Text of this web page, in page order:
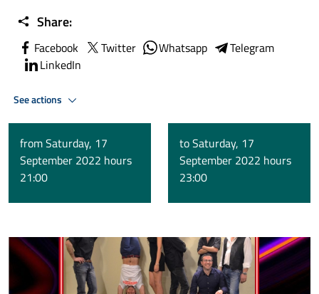
Share:
Facebook Twitter Whatsapp
Telegram
LinkedIn
See actions
from Saturday, 17
September 2022 hours
21:00
to Saturday, 17
September 2022 hours
23:00